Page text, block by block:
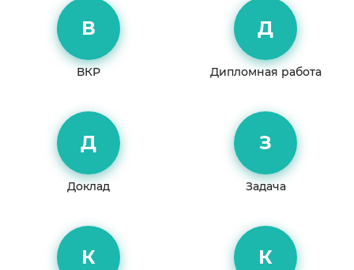
В
ВКР
Д
Дипломная работа
Д
Доклад
З
Задача
К К